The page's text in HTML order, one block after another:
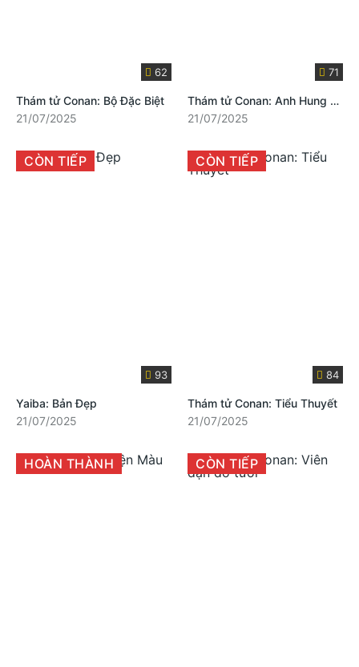
62
Thám tử Conan: Bộ Đặc Biệt
21/07/2025
71
Thám tử Conan: Anh Hung Thủ Số Nhọ
21/07/2025
93
CÒN TIẾP
Yaiba: Bản Đẹp
21/07/2025
84
CÒN TIẾP
Thám tử Conan: Tiểu Thuyết
21/07/2025
HOÀN THÀNH CÒN TIẾP